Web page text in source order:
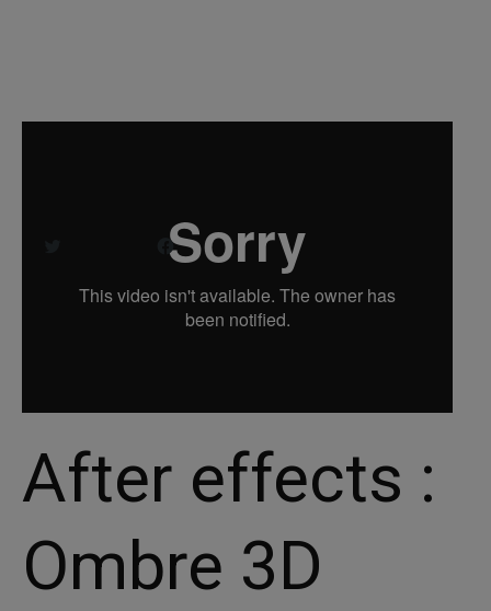
Facebook
After effects :
Ombre 3D